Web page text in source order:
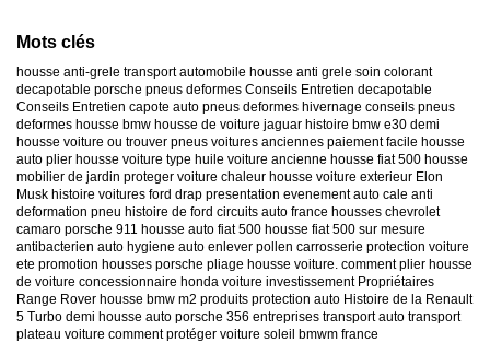
Mots clés
housse anti-grele transport automobile housse anti grele soin colorant
decapotable porsche pneus deformes Conseils Entretien decapotable
Conseils Entretien capote auto pneus deformes hivernage conseils pneus
deformes housse bmw housse de voiture jaguar histoire bmw e30 demi
housse voiture ou trouver pneus voitures anciennes paiement facile housse
auto plier housse voiture type huile voiture ancienne housse fiat 500 housse
mobilier de jardin proteger voiture chaleur housse voiture exterieur Elon
Musk histoire voitures ford drap presentation evenement auto cale anti
deformation pneu histoire de ford circuits auto france housses chevrolet
camaro porsche 911 housse auto fiat 500 housse fiat 500 sur mesure
antibacterien auto hygiene auto enlever pollen carrosserie protection voiture
ete promotion housses porsche pliage housse voiture. comment plier housse
de voiture concessionnaire honda voiture investissement Propriétaires
Range Rover housse bmw m2 produits protection auto Histoire de la Renault
5 Turbo demi housse auto porsche 356 entreprises transport auto transport
plateau voiture comment protéger voiture soleil bmwm france